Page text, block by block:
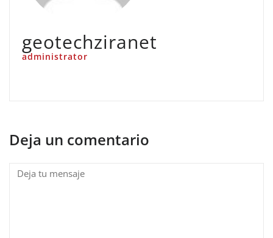
geotechziranet
administrator
Deja un comentario